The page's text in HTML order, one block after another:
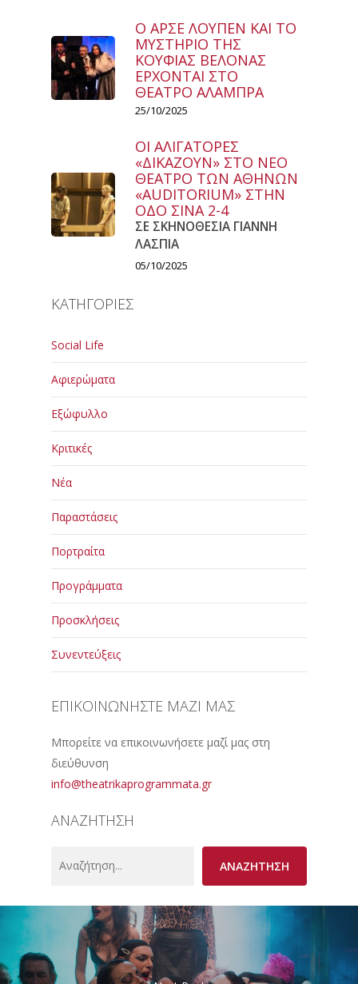
Ο ΑΡΣΕ ΛΟΥΠΕΝ ΚΑΙ ΤΟ
ΜΥΣΤΗΡΙΟ ΤΗΣ
ΚΟΥΦΙΑΣ ΒΕΛΟΝΑΣ
ΕΡΧΟΝΤΑΙ ΣΤΟ
ΘΕΑΤΡΟ ΑΛΑΜΠΡΑ
25/10/2025
ΟΙ ΑΛΙΓΑΤΟΡΕΣ
«ΔΙΚΑΖΟΥΝ» ΣΤΟ ΝΕΟ
ΘΕΑΤΡΟ ΤΩΝ ΑΘΗΝΩΝ
«AUDITORIUM» ΣΤΗΝ
ΟΔΟ ΣΙΝΑ 2-4
ΣΕ ΣΚΗΝΟΘΕΣΙΑ ΓΙΑΝΝΗ
ΛΑΣΠΙΑ
05/10/2025
ΚΑΤΗΓΟΡΙΕΣ
Social Life
Αφιερώματα
Εξώφυλλο
Κριτικές
Νέα
Παραστάσεις
Πορτραίτα
Προγράμματα
Προσκλήσεις
Συνεντεύξεις
ΕΠΙΚΟΙΝΩΝΗΣΤΕ ΜΑΖΙ ΜΑΣ
Μπορείτε να επικοινωνήσετε μαζί μας στη
διεύθυνση
info@theatrikaprogrammata.gr
ΑΝΑΖΗΤΗΣΗ
ΑΝΑΖΗΤΗΣΗ